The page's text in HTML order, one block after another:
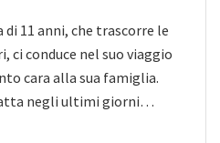
11 anni, che trascorre le
ci conduce nel suo viaggio
cara alla sua famiglia.
negli ultimi giorni…